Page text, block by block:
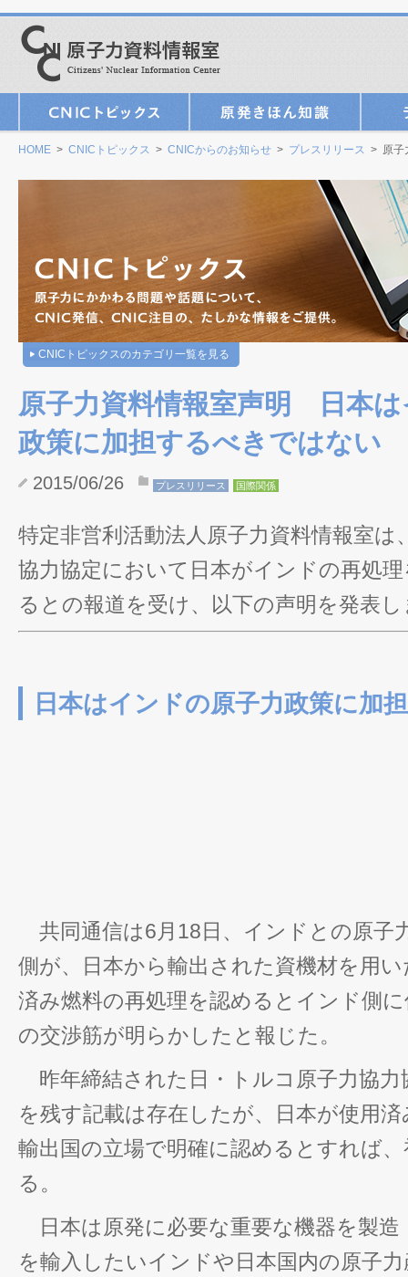
HOME > CNICトピックス > CNICからのお知らせ > プレスリリース > 原子
CNICトピックスのカテゴリ一覧を見る
原子力資料情報室声明 日本は
政策に加担するべきではない
2015/06/26 プレスリリース 国際関係
特定非営利活動法人原子力資料情報室は
協力協定において日本がインドの再処
るとの報道を受け、以下の声明を発表
日本はインドの原子力政策に加
共同通信は6月18日、インドとの原子
側が、日本から輸出された資機材を用
済み燃料の再処理を認めるとインド側
の交渉筋が明らかしたと報じた。
昨年締結された日・トルコ原子力協力
を残す記載は存在したが、日本が使用
輸出国の立場で明確に認めるとすれば
る。
日本は原発に必要な重要な機器を製造
を輸入したいインドや日本国内の原子